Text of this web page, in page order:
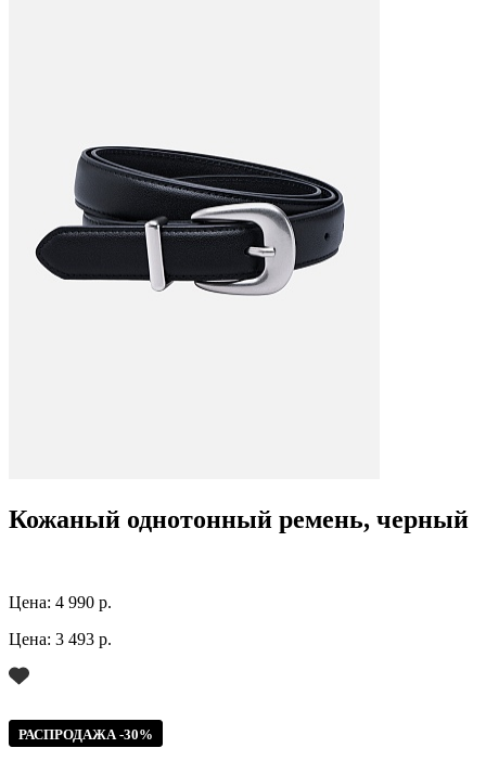
Кожаный однотонный ремень, черный
Цена: 4 990 р.
Цена: 3 493 р.
РАСПРОДАЖА -30%